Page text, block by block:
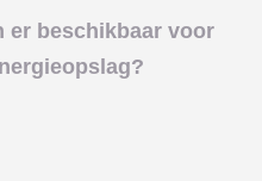
er beschikbaar voor